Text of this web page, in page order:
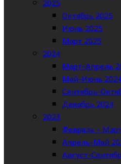
Октябрь 2025
Июнь 2025
Март 2025
2024
Март-Апрель
Май-Июнь
Сентябрь-
Декабрь 2024
2023
Февраль –
Апрель-Май
Август-